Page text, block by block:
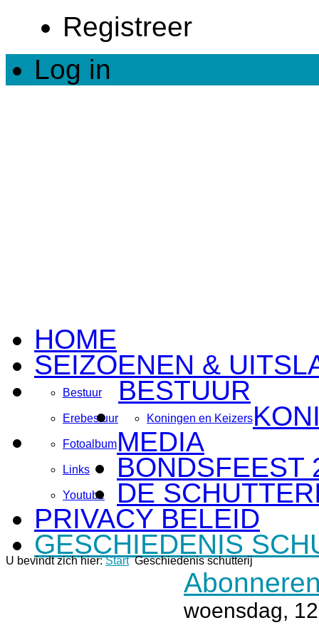
Registreer
Log in
HOME
SEIZOENEN &
BESTUUR
Bestuur
Erebestuur Koningen en Keizers
MEDIA
Fotoalbum
Links
Youtube
BONDSFEEST
DE
PRIVACY BELEID
GESCHIEDENIS
U bevindt zich hier:Start Geschiedenis schutterij
woensdag,